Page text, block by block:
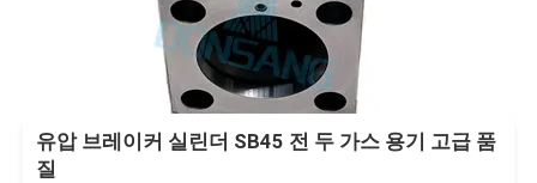
유압 브레이커 실린더 SB45 전 두 가스 용기 고급 품
질